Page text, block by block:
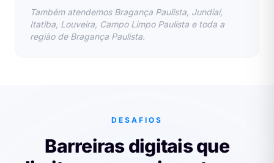
Também atendemos Bragança Paulista, Jundiaí,
Itatiba, Louveira, Campo Limpo Paulista e toda a
região de Bragança Paulista.
DESAFIOS
Barreiras digitais que